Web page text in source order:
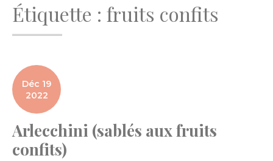
Étiquette : fruits confits
Déc 19
2022
Arlecchini (sablés aux fruits
confits)